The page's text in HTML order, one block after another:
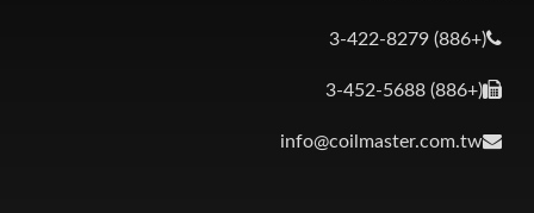
(+886) 3-422-8279
(+886) 3-452-5688
info@coilmaster.com.tw